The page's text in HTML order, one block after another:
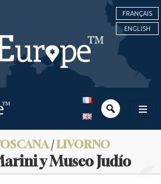
FRANÇAIS
ENGLISH
/LIVORNO
y Museo Judío